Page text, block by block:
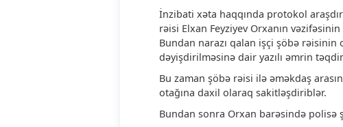
İnzibati xəta haqqında protokol
rəisi Elxan Feyziyev Orxanın
Bundan narazı qalan işçi şöbə rəisinin
dəyişdirilməsinə dair yazılı əmrin
Bu zaman şöbə rəisi ilə əməkdaş
otağına daxil olaraq sakitləşdiriblər.
Bundan sonra Orxan barəsində polisə